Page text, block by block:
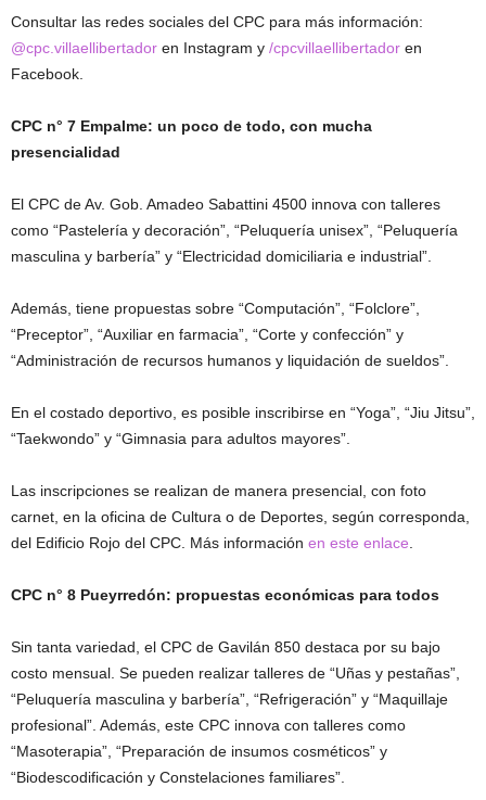
Consultar las redes sociales del CPC para más información:
@cpc.villaellibertador en Instagram y /cpcvillaellibertador en
Facebook.
CPC n° 7 Empalme: un poco de todo, con mucha
presencialidad
El CPC de Av. Gob. Amadeo Sabattini 4500 innova con talleres
como “Pastelería y decoración”, “Peluquería unisex”, “Peluquería
masculina y barbería” y “Electricidad domiciliaria e industrial”.
Además, tiene propuestas sobre “Computación”, “Folclore”,
“Preceptor”, “Auxiliar en farmacia”, “Corte y confección” y
“Administración de recursos humanos y liquidación de sueldos”.
En el costado deportivo, es posible inscribirse en “Yoga”, “Jiu Jitsu”,
“Taekwondo” y “Gimnasia para adultos mayores”.
Las inscripciones se realizan de manera presencial, con foto
carnet, en la oficina de Cultura o de Deportes, según corresponda,
del Edificio Rojo del CPC. Más información en este enlace
CPC n° 8 Pueyrredón: propuestas económicas para todos
Sin tanta variedad, el CPC de Gavilán 850 destaca por su bajo
costo mensual. Se pueden realizar talleres de “Uñas y pestañas”,
“Peluquería masculina y barbería”, “Refrigeración” y “Maquillaje
profesional”. Además, este CPC innova con talleres como
“Masoterapia”, “Preparación de insumos cosméticos” y
“Biodescodificación y Constelaciones familiares”.